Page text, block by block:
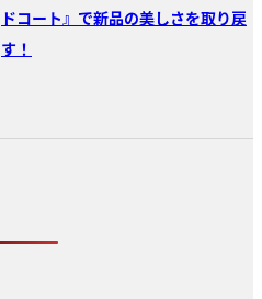
ドコート』で新品の美しさを取り戻
す！